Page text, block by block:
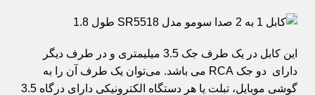
این کابل در یک طرف جک 3.5 میلیمتری و در طرف دیگر
دارای دو جک RCA می باشد. می‌توان یک ‌طرف آن را به
گوشی موبایل، تبلت یا هر دستگاه الکترونیکی دارای درگاه 3.5